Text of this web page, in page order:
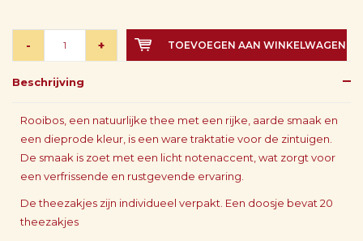
- + TOEVOEGEN AAN WINKELWAGEN
Beschrijving
Rooibos, een natuurlijke thee met een rijke, aarde smaak en
een dieprode kleur, is een ware traktatie voor de zintuigen.
De smaak is zoet met een licht notenaccent, wat zorgt voor
een verfrissende en rustgevende ervaring.
De theezakjes zijn individueel verpakt. Een doosje bevat 20
theezakjes